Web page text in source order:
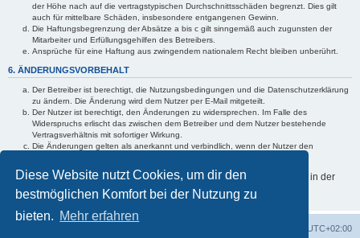
Diese Website nutzt Cookies, um dir den
bestmöglichen Komfort bei der Nutzung zu
bieten. Mehr erfahren
der Höhe nach auf die vertragstypischen Durchschnittsschäden begrenzt. Dies gilt
auch für mittelbare Schäden, insbesondere entgangenen Gewinn.
Die Haftungsbegrenzung der Absätze a bis c gilt sinngemäß auch zugunsten der
Mitarbeiter und Erfüllungsgehilfen des Betreibers.
Ansprüche für eine Haftung aus zwingendem nationalem Recht bleiben unberührt.
6. ÄNDERUNGSVORBEHALT
Der Betreiber ist berechtigt, die Nutzungsbedingungen und die Datenschutzerklärung
zu ändern. Die Änderung wird dem Nutzer per E-Mail mitgeteilt.
Der Nutzer ist berechtigt, den Änderungen zu widersprechen. Im Falle des
Widerspruchs erlischt das zwischen dem Betreiber und dem Nutzer bestehende
Vertragsverhältnis mit sofortiger Wirkung.
Die Änderungen gelten als anerkannt und verbindlich, wenn der Nutzer den
Informationen über den Umgang mit deinen persönlichen Daten sind in der
Datenschutzerklärung enthalten.
UTC+02:00